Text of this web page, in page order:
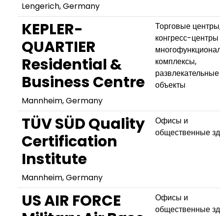
Lengerich, Germany
KEPLER-
QUARTIER
Residential &
Business Centre
Mannheim, Germany
Торговые
конгресс-
комплексы,
развлекательные
объекты
TÜV SÜD Quality
Certification
Institute
Mannheim, Germany
Офисы и
общественные
US AIR FORCE
Офисы и
общественные